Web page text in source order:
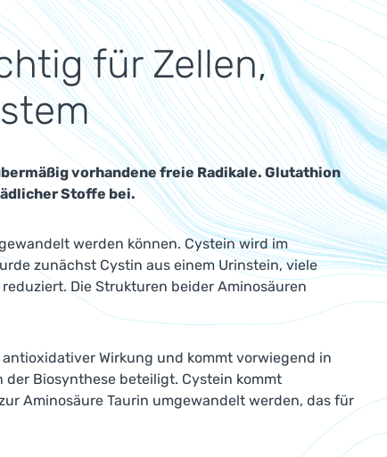
für Zellen,
vorhandene freie Radikale. Glutathion
Stoffe bei.
werden können. Cystein wird im
zunächst Cystin aus einem Urinstein, viele
Die Strukturen beider Aminosäuren
Wirkung und kommt vorwiegend in
Biosynthese beteiligt. Cystein kommt
Aminosäure Taurin umgewandelt werden, das für